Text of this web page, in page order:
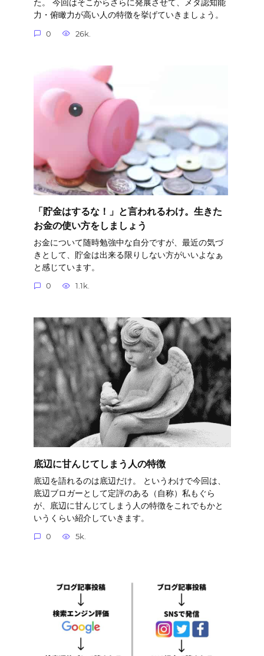
た。 今回はそこからさらに発展させて、メタ認知能
力・俯瞰力が高い人の特徴を挙げていきましょう。
0 26k.
「貯金はするな！」と言われるわけ。生きた
お金の使い方をしましょう
お金について随時勉強中な自分ですが、最近の気づ
きとして、貯金は出来る限りしない方がいいよなぁ
と感じています。
0 1.1k.
底辺に甘んじてしまう人の特徴
底辺を語れるのは底辺だけ。 というわけで今回は、
底辺ブロガーとして定評のある（自称）私もぐら
が、底辺に甘んじてしまう人の特徴をこれでもかと
いうくらい紹介していきます。
0 5k.